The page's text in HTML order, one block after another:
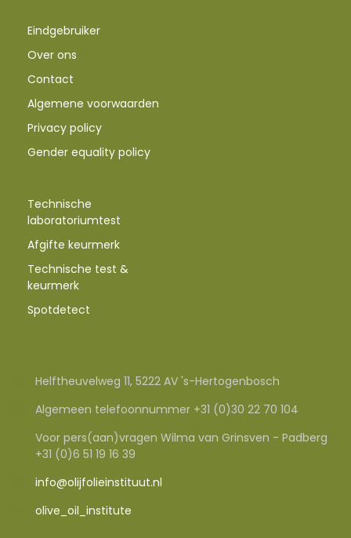
Eindgebruiker
Over ons
Contact
Algemene voorwaarden
Privacy policy
Gender equality policy
Technische
laboratoriumtest
Afgifte keurmerk
Technische test &
keurmerk
Spotdetect
Helftheuvelweg 11, 5222 AV 's-Hertogenbosch
Algemeen telefoonnummer +31 (0)30 22 70 104
Voor pers(aan)vragen Wilma van Grinsven - Padberg
+31 (0)6 51 19 16 39
info@olijfolieinstituut.nl
olive_oil_institute